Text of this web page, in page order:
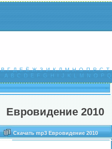
В Г Д Е Ё Ж З И К Л М Н О П Р С Т
A B C D E F G H I J K L M N O P Q
Евровидение 2010
Скачать mp3 Евровидение 2010